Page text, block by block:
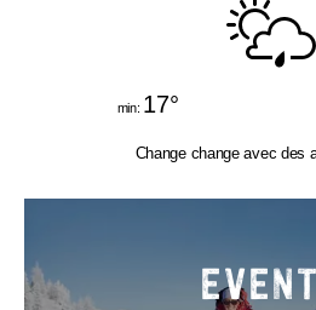
17°
Change change avec des